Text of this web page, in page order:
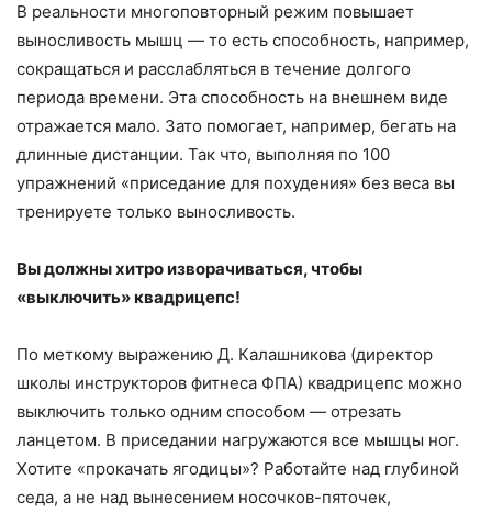
В реальности многоповторный режим повышает
выносливость мышц — то есть способность, например,
сокращаться и расслабляться в течение долгого
периода времени. Эта способность на внешнем виде
отражается мало. Зато помогает, например, бегать на
длинные дистанции. Так что, выполняя по 100
упражнений «приседание для похудения» без веса вы
тренируете только выносливость.
Вы должны хитро изворачиваться, чтобы
«выключить» квадрицепс!
По меткому выражению Д. Калашникова (директор
школы инструкторов фитнеса ФПА) квадрицепс можно
выключить только одним способом — отрезать
ланцетом. В приседании нагружаются все мышцы ног.
Хотите «прокачать ягодицы»? Работайте над глубиной
седа, а не над вынесением носочков-пяточек,